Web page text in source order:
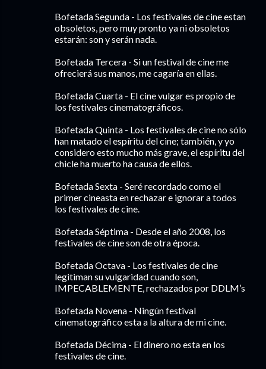
Bofetada Segunda - Los festivales de cine estan
obsoletos, pero muy pronto ya ni obsoletos
estarán: son y serán nada.
Bofetada Tercera - Si un festival de cine me
ofrecierá sus manos, me cagaría en ellas.
Bofetada Cuarta - El cine vulgar es propio de
los festivales cinematográficos.
Bofetada Quinta - Los festivales de cine no sólo
han matado el espíritu del cine; también, y yo
considero esto mucho más grave, el espíritu del
chicle ha muerto ha causa de ellos.
Bofetada Sexta - Seré recordado como el
primer cineasta en rechazar e ignorar a todos
los festivales de cine.
Bofetada Séptima - Desde el año 2008, los
festivales de cine son de otra época.
Bofetada Octava - Los festivales de cine
legitiman su vulgaridad cuando son,
IMPECABLEMENTE, rechazados por DDLM’s
Bofetada Novena - Ningún festival
cinematográfico esta a la altura de mi cine.
Bofetada Décima - El dinero no esta en los
festivales de cine.